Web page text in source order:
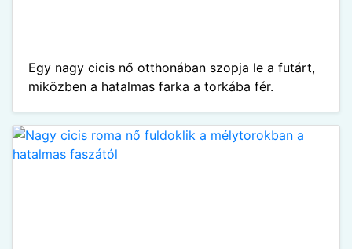
Egy nagy cicis nő otthonában szopja le a futárt,
miközben a hatalmas farka a torkába fér.